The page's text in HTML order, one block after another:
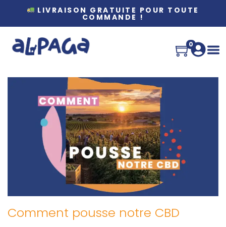
LIVRAISON GRATUITE POUR TOUTE
COMMANDE !
0
Comment pousse notre CBD